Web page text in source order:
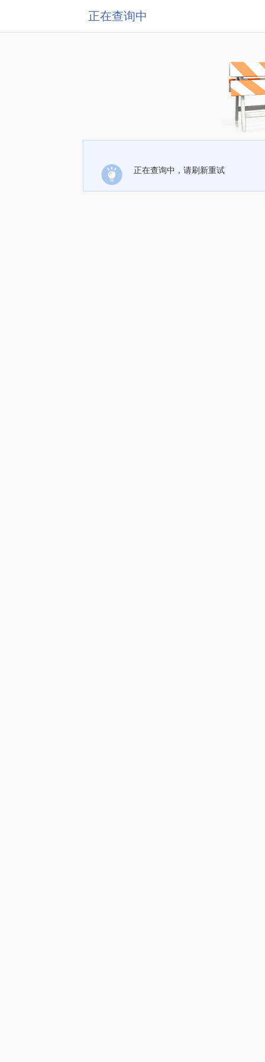
正在查询中
正在查询中，请刷新重试